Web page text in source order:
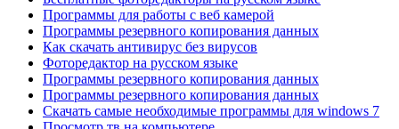
Программы для работы с веб камерой
Программы резервного копирования данных
Как скачать антивирус без вирусов
Фоторедактор на русском языке
Программы резервного копирования данных
Программы резервного копирования данных
Скачать самые необходимые программы для windows 7